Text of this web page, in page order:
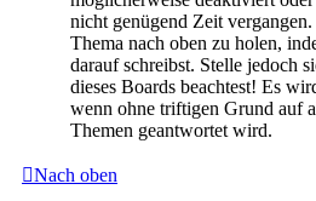
nicht genügend Zeit
Thema nach oben zu holen,
darauf schreibst. Stelle jedoch
dieses Boards beachtest! Es
wenn ohne triftigen Grund auf
Themen geantwortet wird.
Nach oben